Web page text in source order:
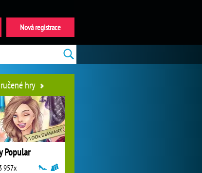
hry
Popular
957x
Nová registrace